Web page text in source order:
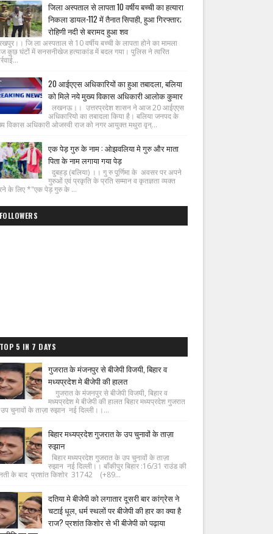
जिला अस्पताल से लापता 10 वर्षीय बच्ची का हत्यारा
निकला डायल-112 में तैनात सिपाही, हुआ गिरफ्तार;
रोहिणी नदी से बरामद हुआ शव
जि ला अस्पताल से 10 वर्षीय बच्ची के लापता होने का मामला
कुछ घंटों में सनसनीखेज हत्याकांड में बदल गया। पुलिस ने त्वरित
20 आईएएस अधिकारियों का हुआ तबादला, बलिया
को मिले नये मुख्य विकास अधिकारी आलोक कुमार
लखनऊ।। उत्तरप्रदेश शासन ने आज 20 आईएएस
अधिकारियो का तबादला किया है। बलिया जनपद के
विकास अधिकारी ओजस्वी राज को नगर आयुक्त मथुरा वृन्...
एक पेड़ गुरु के नाम : ओझवलिया मे गुरु और माता
पिता के नाम लगाया गया पेड़
दुबहड़ (बलिया) ।। गु रु पूर्णिमा के अवसर पर अपने
गुरुओं एवं प्रकृति के प्रति सम्मान व कृतज्ञता व्यक्त
के लिए *"एक पेड़ गुरु के ...
5 IN 7 DAYS
गुजरात के मंजनपुर से बीजेपी विजयी, बिहार व
मध्यप्रदेश मे बीजेपी की हालत
गुजरात के मंजनपुर से बीजेपी विजयी, बिहार व
मध्यप्रदेश मे बीजेपी की हालत बिहार मध्यप्रदेश गुजरात
चुनावों के ताज़ा रुझान नई दिल्ली।।...
बिहार मध्यप्रदेश गुजरात के उप चुनावों के ताज़ा
रुझान
बिहार मध्यप्रदेश गुजरात के उप चुनावों के ताज़ा
रुझान नई दिल्ली।। बाँकीपुर बिहार :16/31 राउंड की
के बाद प्रशांत किशोर 31742 (+89...
दतिया मे बीजेपी को लगातार दूसरी बार कांग्रेस ने
चटाई धूल, धर्म स्थलों पर बीजेपी की हार का क्या है
राज? प्रशांत किशोर से भी बीजेपी को पढ़ाया